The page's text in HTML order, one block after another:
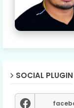
SOCIAL PLUGIN